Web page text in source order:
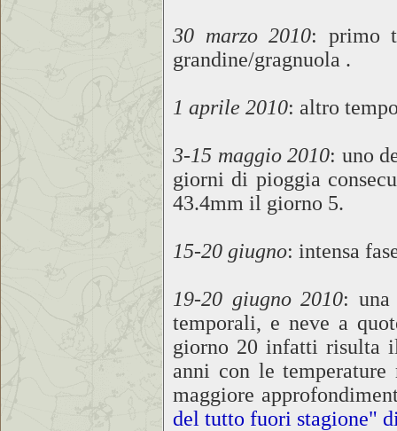
30 marzo 2010: primo
grandine/gragnuola .
1 aprile 2010: altro
3-15 maggio 2010: uno
giorni di pioggia
43.4mm il giorno 5.
15-20 giugno: intensa
19-20 giugno 2010: una
temporali, e neve a
giorno 20 infatti risulta
anni con le temperature
maggiore
del tutto fuori stagione"